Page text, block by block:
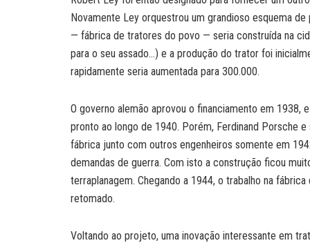
Novamente Ley orquestrou um grandioso esquema
— fábrica de tratores do povo — seria construída na
para o seu assado…) e a produção do trator foi
rapidamente seria aumentada para 300.000.
O governo alemão aprovou o financiamento em
pronto ao longo de 1940. Porém, Ferdinand Porsche
fábrica junto com outros engenheiros somente em
demandas de guerra. Com isto a construção ficou
terraplanagem. Chegando a 1944, o trabalho na
retomado.
Voltando ao projeto, uma inovação interessante em